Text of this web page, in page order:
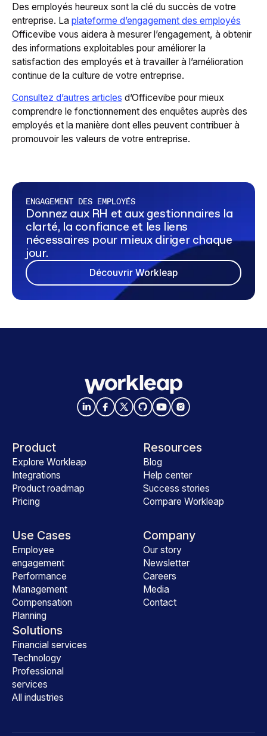
Des employés heureux sont la clé du succès de votre
entreprise. La plateforme d’engagement des employés
Officevibe vous aidera à mesurer l’engagement, à obtenir
des informations exploitables pour améliorer la
satisfaction des employés et à travailler à l’amélioration
continue de la culture de votre entreprise.
Consultez d’autres articles d’Officevibe pour mieux
comprendre le fonctionnement des enquêtes auprès des
employés et la manière dont elles peuvent contribuer à
promouvoir les valeurs de votre entreprise.
ENGAGEMENT DES EMPLOYÉS
Donnez aux RH et aux gestionnaires la
clarté, la confiance et les liens
nécessaires pour mieux diriger chaque
jour.
Découvrir Workleap
Product
Explore Workleap
Integrations
Product roadmap
Pricing
Use Cases
Employee
engagement
Performance
Management
Compensation
Planning
Solutions
Financial services
Technology
Professional
services
All industries
Resources
Blog
Help center
Success stories
Compare Workleap
Company
Our story
Newsletter
Careers
Media
Contact